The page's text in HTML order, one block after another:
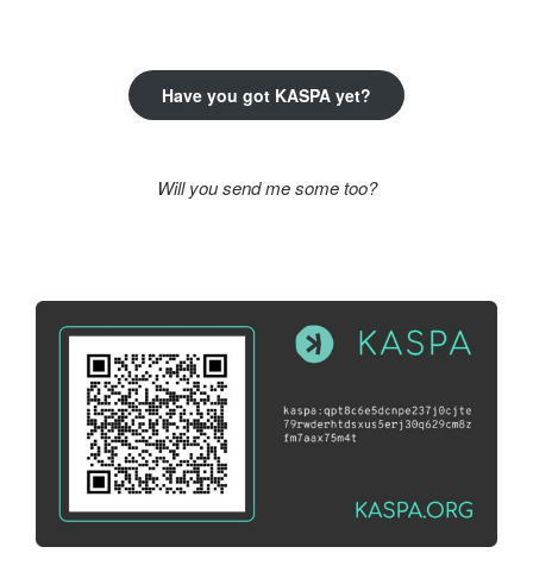
Have you got KASPA yet?
Will you send me some too?